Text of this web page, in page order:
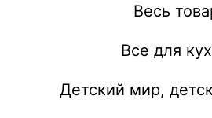
Весь
Все для
Детский мир,